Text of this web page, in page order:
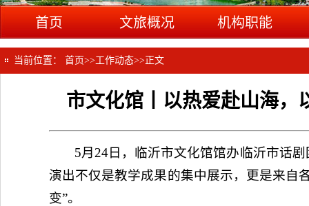
首页 文旅概况 机构职能
当前位置： 首页>>工作动态>> 正文
市文化馆丨以热爱赴山海，
5月24日，临沂市文化馆馆办临沂市话剧
演出不仅是教学成果的集中展示，更是来自
变”。